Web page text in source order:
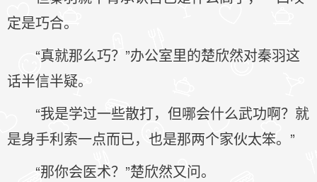
定是巧合。
“真就那么巧？”办公室里的楚欣然对秦羽这
话半信半疑。
“我是学过一些散打，但哪会什么武功啊？就
是身手利索一点而已，也是那两个家伙太笨。”
“那你会医术？”楚欣然又问。